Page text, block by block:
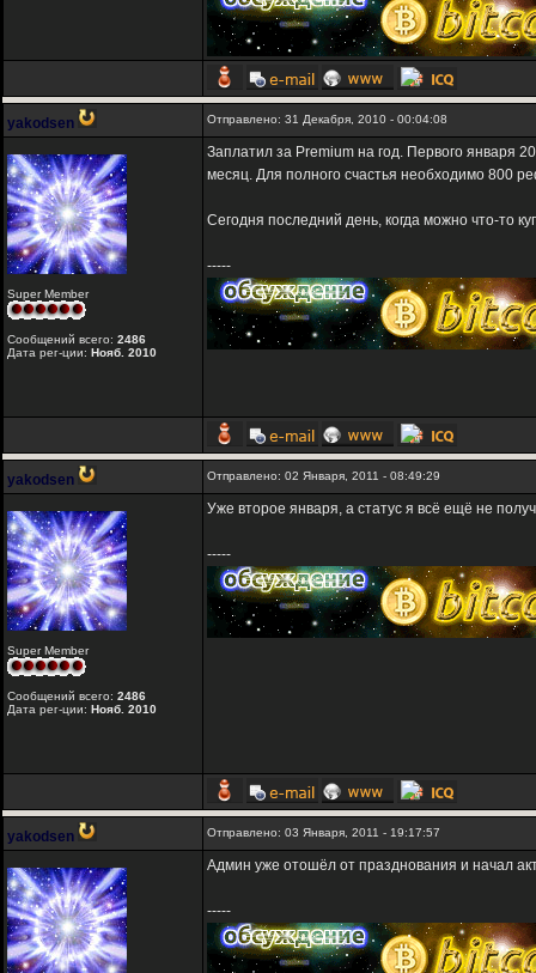
yakodsen Отправлено: 31 Декабря, 2010 - 00:04:08
Super Member
Сообщений всего: 2486
Дата рег-ции: Нояб. 2010
Заплатил за Premium на год. Первого января
месяц. Для полного счастья необходимо 800
Сегодня последний день, когда можно что-то
-----
yakodsen Отправлено: 02 Января, 2011 - 08:49:29
Super Member
Сообщений всего: 2486
Дата рег-ции: Нояб. 2010
Уже второе января, а статус я всё ещё не
-----
yakodsen Отправлено: 03 Января, 2011 - 19:17:57
Админ уже отошёл от празднования и начал
-----